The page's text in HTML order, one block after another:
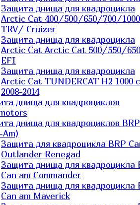
Защита днища для квадроцикла
Arctic Cat 400/500/650/700/1000
TRV/ Cruizer
Защита днища для квадроцикла
Arctic Cat Arctic Cat 500/550/
EFI
Защита днища для квадроцикла
Arctic Cat TUNDERCAT H2 1000 c
2008-2014
днища для квадроциклов
днища для квадроциклов BRP
Am)
Защита для квадроцикла BRP
Outlander Renegad
Защита днища для квадроцикла
Can am Commander
Защита днища для квадроцикла
Can am Maverick